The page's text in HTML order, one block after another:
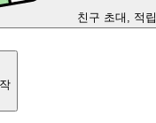
친구 초대, 적립